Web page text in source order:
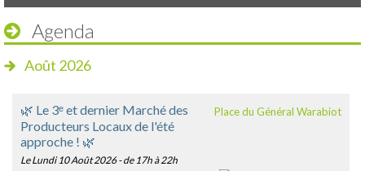
Agenda
Août 2026
Place du Général Warabiot
🌿 Le 3ᵉ et dernier Marché des
Producteurs Locaux de l'été
approche ! 🌿
Le Lundi 10 Août 2026- de 17h à 22h